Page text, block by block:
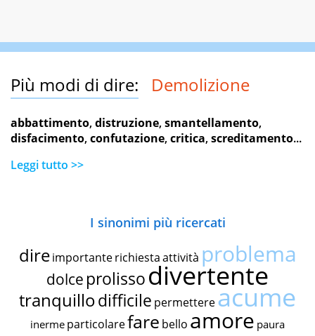
Più modi di dire: Demolizione
abbattimento,distruzione,smantellamento,
disfacimento,confutazione,critica,screditamento...
Leggi tutto >>
I sinonimi più ricercati
dire importante richiestaattività problema
dolce prolissodivertente
tranquillodifficile permettereacume
inerme particolarefare bello amore paura